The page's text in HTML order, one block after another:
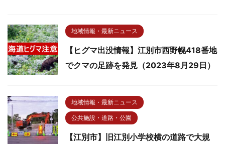
地域情報・最新ニュース
【ヒグマ出没情報】江別市西野幌418番地
でクマの足跡を発見（2023年8月29日）
地域情報・最新ニュース
公共施設・道路・公園
【江別市】旧江別小学校横の道路で大規